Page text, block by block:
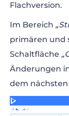
Flachversion.
Im Bereich
primären und
Schaltfläche
Änderungen
dem